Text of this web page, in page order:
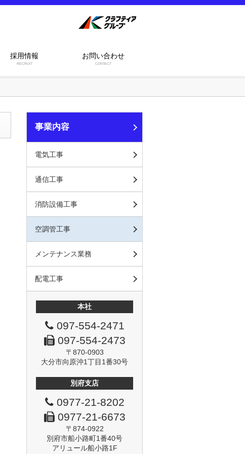
採用情報
RECRUIT
お問い合わせ
CONTACT
事業内容
電気工事
通信工事
消防設備工事
空調管工事
メンテナンス業務
配電工事
本社
097-554-2471
097-554-2473
〒870-0903
大分市向原沖1丁目1番30号
別府支店
0977-21-8202
0977-21-6673
〒874-0922
別府市船小路町1番40号
アリュール船小路1F